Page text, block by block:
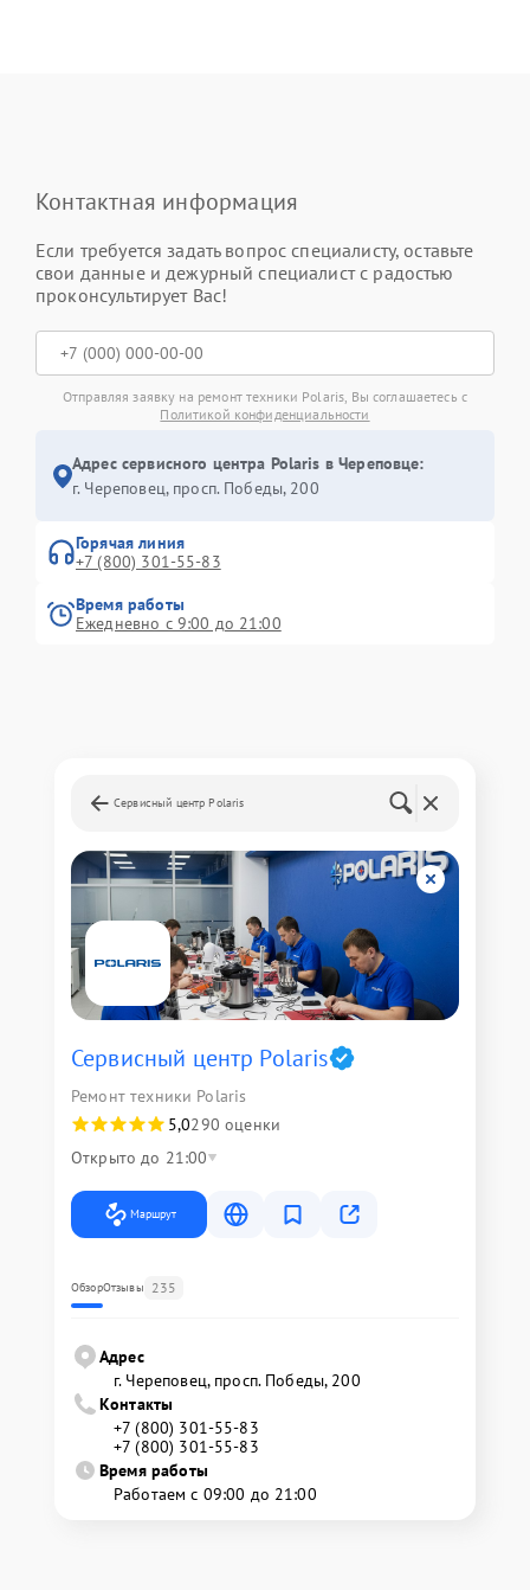
Контактная информация
Если требуется задать вопрос специалисту, оставьте
свои данные и дежурный специалист с радостью
проконсультирует Вас!
Отправляя заявку на ремонт техники Polaris, Вы соглашаетесь с
Политикой конфиденциальности
Адрес сервисного центра Polaris в Череповце:
г. Череповец, просп. Победы, 200
Горячая линия
+7 (800) 301-55-83
Время работы
Ежедневно с 9:00 до 21:00
Сервисный центр Polaris
Сервисный центр Polaris
Ремонт техники Polaris
5,0290 оценки
Открыто до 21:00
Маршрут
ОбзорОтзывы 235
Адрес
г. Череповец, просп. Победы, 200
Контакты
+7 (800) 301-55-83
+7 (800) 301-55-83
Время работы
Работаем с 09:00 до 21:00